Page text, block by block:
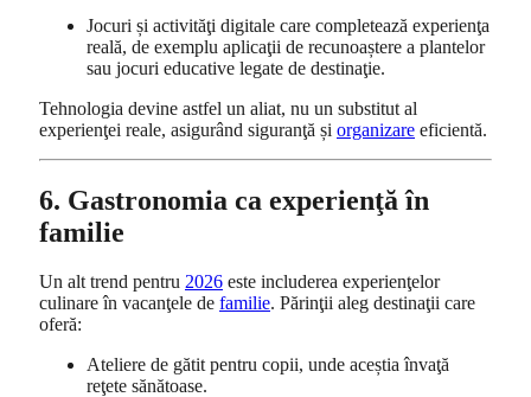
Jocuri și activităţi digitale care completează experienţa
reală, de exemplu aplicaţii de recunoaștere a plantelor
sau jocuri educative legate de destinaţie.
Tehnologia devine astfel un aliat, nu un substitut al
experienţei reale, asigurând siguranţă și organizare eficientă.
6. Gastronomia ca experienţă în
familie
Un alt trend pentru 2026 este includerea experienţelor
culinare în vacanţele de familie. Părinţii aleg destinaţii care
oferă:
Ateliere de gătit pentru copii, unde aceștia învaţă
reţete sănătoase.